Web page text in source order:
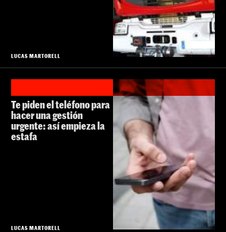
LUCAS MARTORELL
Te piden el teléfono para
hacer una gestión
urgente: así empieza la
estafa
LUCAS MARTORELL